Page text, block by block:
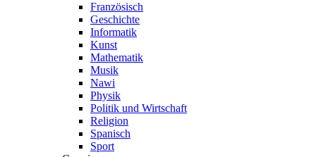
Französisch
Geschichte
Informatik
Kunst
Mathematik
Musik
Nawi
Physik
Politik und Wirtschaft
Religion
Spanisch
Sport